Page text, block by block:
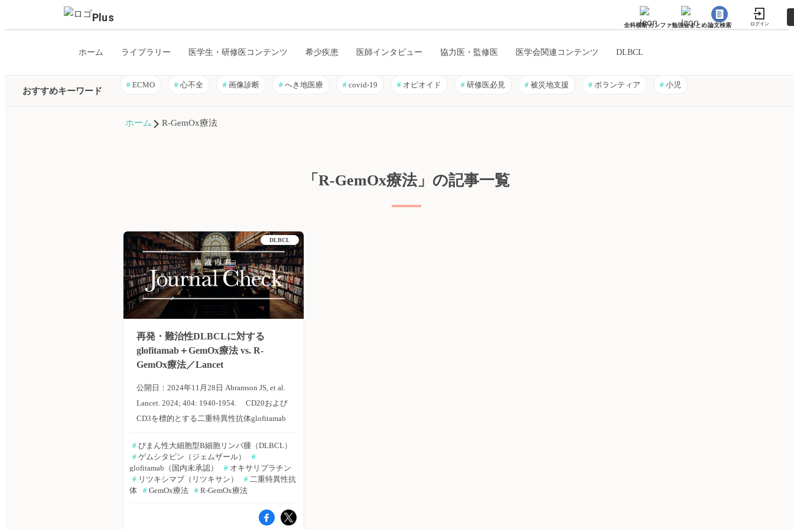
Plus
全科横断カンファ勉強会まとめ論文検索 ログイン
ホーム ライブラリー 医学生・研修医コンテンツ 希少疾患 医師インタビュー 協力医・監修医 医学会関連コンテンツ DLBCL
おすすめキーワード
# ECMO # 心不全 # 画像診断 # へき地医療 # covid-19 # オピオイド # 研修医必見 # 被災地支援 # ボランティア # 小児
ホーム R-GemOx療法
「R-GemOx療法」の記事一覧
DLBCL
再発・難治性DLBCLに対する
glofitamab＋GemOx療法 vs. R-
GemOx療法／Lancet
公開日：2024年11月28日 Abramson JS, et al.
Lancet. 2024; 404: 1940-1954. CD20および
CD3を標的とする二重特異性抗体glofitamab
難治性のびまん性大細胞型B細胞リンパ腫
（DLBCL）に対し、持続的な寛解をもたら
すことが報告されている。しかし、第2選択
治療として評価されたことは、これまでなか
った。米国・マサチューセッツ総合病院がん
センターのJeremy S. Abramson氏らは、再
# びまん性大細胞型B細胞リンパ腫（DLBCL）
# ゲムシタビン（ジェムザール）
#
glofitamab（国内未承認）
# オキサリプラチン
# リツキシマブ（リツキサン） # 二重特異性抗
体
# GemOx療法 # R-GemOx療法